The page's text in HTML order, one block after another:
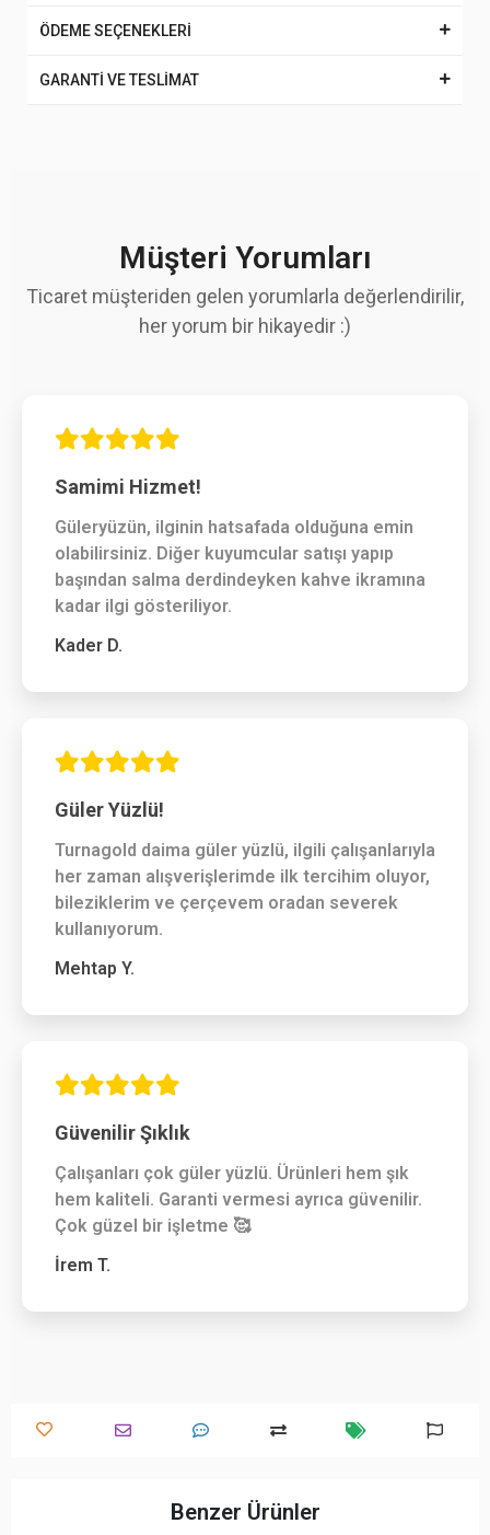
ÖDEME SEÇENEKLERİ
GARANTİ VE TESLİMAT
Müşteri Yorumları
Ticaret müşteriden gelen yorumlarla değerlendirilir,
her yorum bir hikayedir :)
Samimi Hizmet!
Güleryüzün, ilginin hatsafada olduğuna emin
olabilirsiniz. Diğer kuyumcular satışı yapıp
başından salma derdindeyken kahve ikramına
kadar ilgi gösteriliyor.
Kader D.
Güler Yüzlü!
Turnagold daima güler yüzlü, ilgili çalışanlarıyla
her zaman alışverişlerimde ilk tercihim oluyor,
bileziklerim ve çerçevem oradan severek
kullanıyorum.
Mehtap Y.
Güvenilir Şıklık
Çalışanları çok güler yüzlü. Ürünleri hem şık
hem kaliteli. Garanti vermesi ayrıca güvenilir.
Çok güzel bir işletme 🥰
İrem T.
Benzer Ürünler